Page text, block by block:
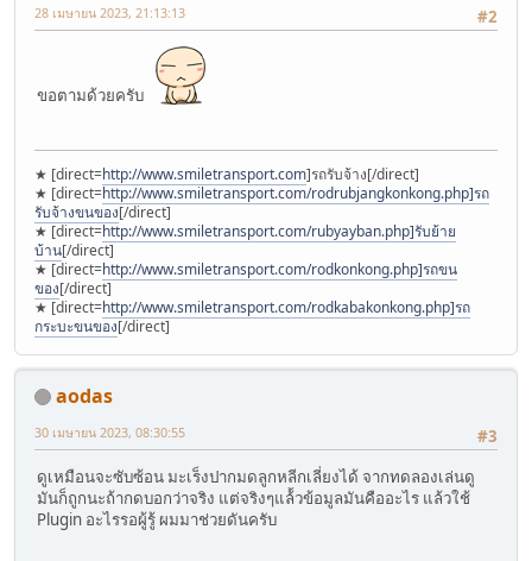
#2
28 เมษายน 2023, 21:13:13
ขอตามด้วยครับ
★ [direct=http://www.smiletransport.com]รถรับจ้าง[/direct]
★ [direct=http://www.smiletransport.com/rodrubjangkonkong.php]รถ
รับจ้างขนของ[/direct]
★ [direct=http://www.smiletransport.com/rubyayban.php]รับย้าย
บ้าน[/direct]
★ [direct=http://www.smiletransport.com/rodkonkong.php]รถขน
ของ[/direct]
★ [direct=http://www.smiletransport.com/rodkabakonkong.php]รถ
กระบะขนของ[/direct]
aodas
#3
30 เมษายน 2023, 08:30:55
ดูเหมือนจะซับซ้อน มะเร็งปากมดลูกหลีกเลี่ยงได้ จากทดลองเล่นดู
มันก็ถูกนะถ้ากดบอกว่าจริง แต่จริงๆแล้้วข้อมูลมันคืออะไร แล้วใช้
Plugin อะไรรอผู้รู้ ผมมาช่วยดันครับ